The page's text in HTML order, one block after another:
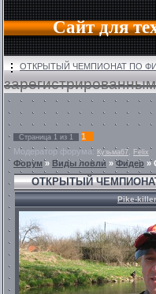
Сайт для
ОТКРЫТЫЙ ЧЕМПИОНАТ ПО
Страница 1 из 1
1
Модератор форума: Кузьма67 Felix
Форум» Виды ловли »Фидер »
ОТКРЫТЫЙ
Pike-killer